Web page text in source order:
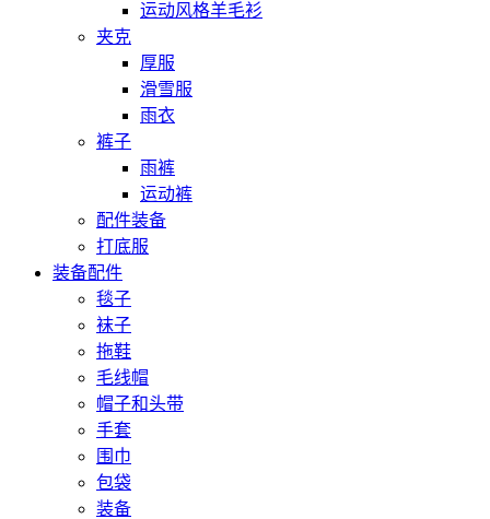
运动风格羊毛衫
夹克
厚服
滑雪服
雨衣
裤子
雨裤
运动裤
配件装备
打底服
装备配件
毯子
袜子
拖鞋
毛线帽
帽子和头带
手套
围巾
包袋
装备